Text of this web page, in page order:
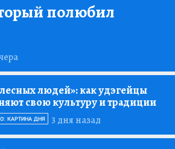
полюбил
людей»:как удэгейцы
свою культуру и традиции
3 дня назад
КАРТИНА ДНЯ